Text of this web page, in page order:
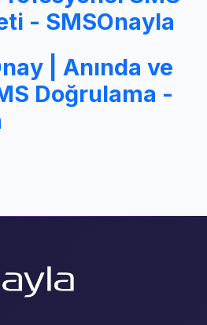
- SMSOnayla
| Anında ve
Doğrulama -